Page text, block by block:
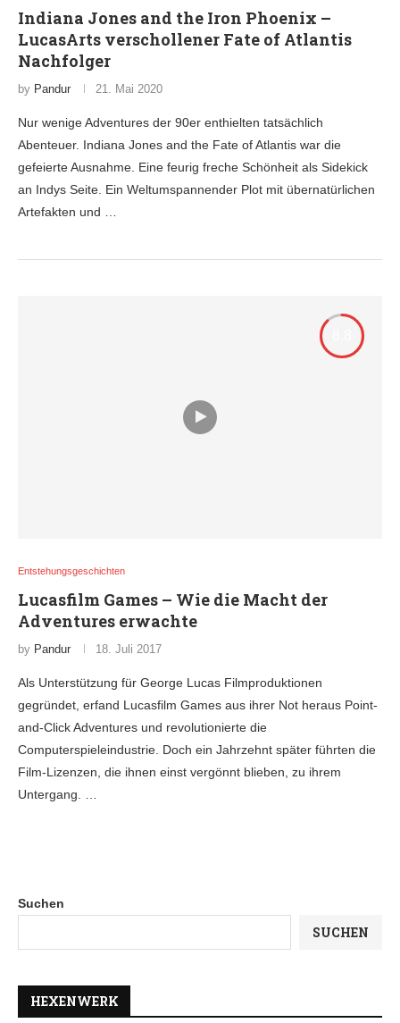
Indiana Jones and the Iron Phoenix –
LucasArts verschollener Fate of Atlantis
Nachfolger
by Pandur 21. Mai 2020
Nur wenige Adventures der 90er enthielten tatsächlich
Abenteuer. Indiana Jones and the Fate of Atlantis war die
gefeierte Ausnahme. Eine feurig freche Schönheit als Sidekick
an Indys Seite. Ein Weltumspannender Plot mit übernatürlichen
Artefakten und …
Entstehungsgeschichten
Lucasfilm Games – Wie die Macht der
Adventures erwachte
by Pandur 18. Juli 2017
Als Unterstützung für George Lucas Filmproduktionen
gegründet, erfand Lucasfilm Games aus ihrer Not heraus Point-
and-Click Adventures und revolutionierte die
Computerspieleindustrie. Doch ein Jahrzehnt später führten die
Film-Lizenzen, die ihnen einst vergönnt blieben, zu ihrem
Untergang. …
Suchen
SUCHEN
HEXENWERK